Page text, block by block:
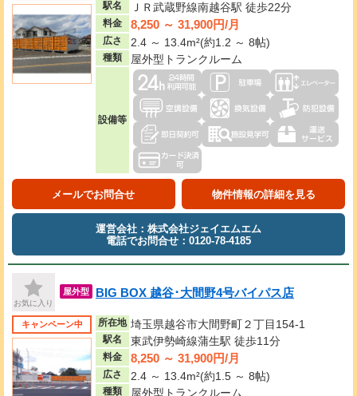
駅名 ＪＲ武蔵野線南越谷駅 徒歩22分
料金 8,250 ～ 31,900円/月
広さ 2.4 ～ 13.4m²(約1.2 ～ 8帖)
種類 屋外型トランクルーム
設備等
メールでお問合せ 物件情報の詳細を見る
運営会社：株式会社ジェイエムエム
電話でお問合せ：0120-78-4185
お気に入り
屋外型 BIG BOX 越谷･大間野4号バイパス店
キャンペーン中 所在地 埼玉県越谷市大間野町２丁目154-1
駅名 東武伊勢崎線蒲生駅 徒歩11分
料金 8,250 ～ 31,900円/月
広さ 2.4 ～ 13.4m²(約1.5 ～ 8帖)
種類 屋外型トランクルーム